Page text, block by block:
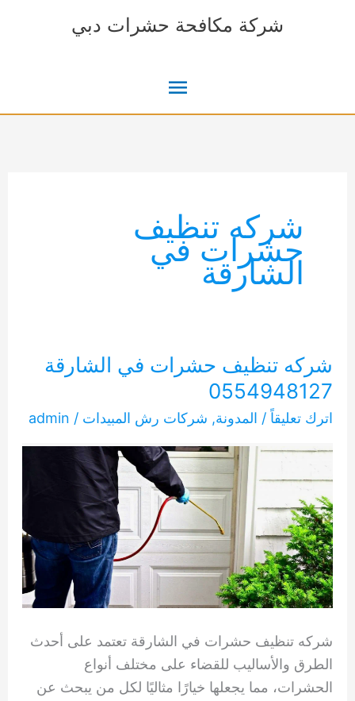
شركة مكافحة حشرات دبي
القائمة
شركه تنظيف
حشرات في
الشارقة
شركه تنظيف حشرات في الشارقة
0554948127
اترك تعليقاً / المدونة, شركات رش المبيدات /
admin
شركه تنظيف حشرات في الشارقة تعتمد على أحدث
الطرق والأساليب للقضاء على مختلف أنواع
الحشرات، مما يجعلها خيارًا مثاليًا لكل من يبحث عن